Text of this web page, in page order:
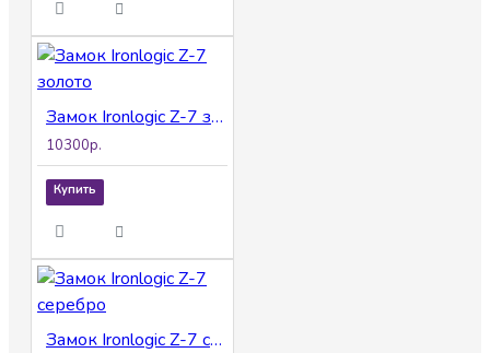
Замок Ironlogic Z-7 золото
10300р.
Купить
Замок Ironlogic Z-7 серебро